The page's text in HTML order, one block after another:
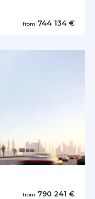
from 744 134 €
from 790 241 €